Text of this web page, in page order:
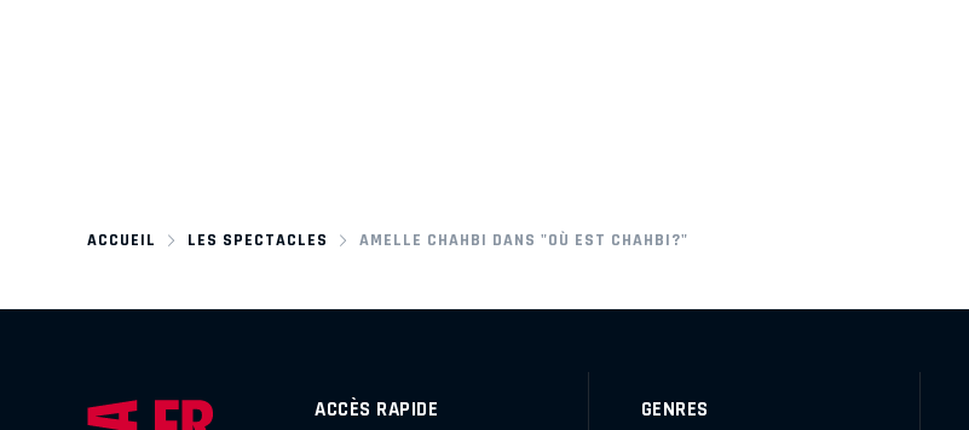
ACCUEIL LES SPECTACLES AMELLE CHAHBI DANS "OÙ EST CHAHBI?"
ACCÈS RAPIDE GENRES